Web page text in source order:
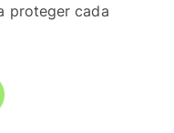
proteger cada